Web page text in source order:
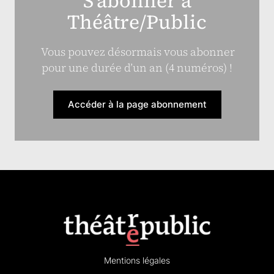
Théâtre/Public
Vous pouvez désormais vous abonner
pour une durée d’un an (4 numéros) !
Accéder à la page abonnement
Mentions légales